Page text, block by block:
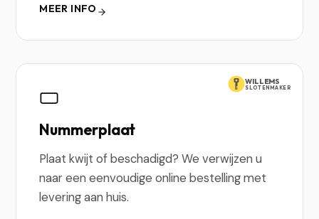
MEER INFO
WILLEMS
SLOTENMAKER
Nummerplaat
Plaat kwijt of beschadigd? We verwijzen u
naar een eenvoudige online bestelling met
levering aan huis.